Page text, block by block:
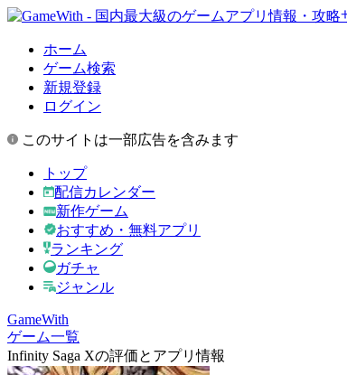
ホーム
ゲーム検索
新規登録
ログイン
このサイトは一部広告を含みます
トップ
配信カレンダー
新作ゲーム
おすすめ・無料アプリ
ランキング
ガチャ
ジャンル
GameWith
ゲーム一覧
Infinity Saga Xの評価とアプリ情報